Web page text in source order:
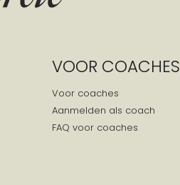
VOOR COACHES
Voor coaches
Aanmelden als coach
FAQ voor coaches